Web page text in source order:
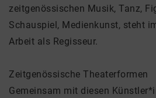
zeitgenössischen Musik, Tanz,
Schauspiel, Medienkunst, steht
Arbeit als Regisseur.
Zeitgenössische Theaterformen
Gemeinsam mit diesen